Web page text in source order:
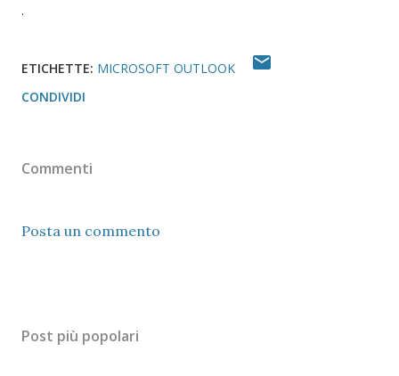
.
ETICHETTE: MICROSOFT OUTLOOK
CONDIVIDI
Commenti
Posta un commento
Post più popolari